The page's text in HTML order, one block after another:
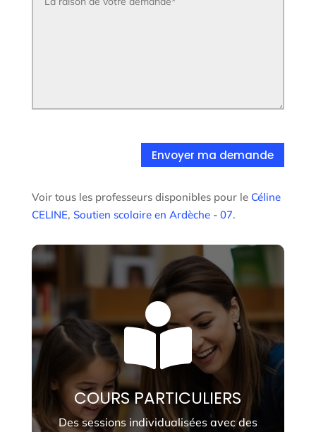
Envoyer ma demande
Voir tous les professeurs disponibles pour le Céline
CELINE, Soutien scolaire en Ardèche - 07.

COURS PARTICULIERS
Des sessions individualisées avec des